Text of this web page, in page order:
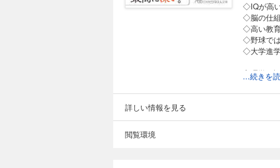
◇IQが高
◇脳の仕
◇高い教
◇野球で
◇大学進
心理学や
どうい
をご紹介
...続きを
詳しい情報を見る
閲覧環境